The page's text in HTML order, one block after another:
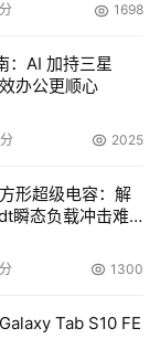
，而且断电时的
察觉。在APC
发出声音警报，
电供应是否已经
别是在这炎热的
响。现在不用担
随机赠送的
统进行重新调整
1698
：AI 加持三星
办公更顺心
2025
形超级电容：解
瞬态负载冲击难
1300
Tab S10 FE